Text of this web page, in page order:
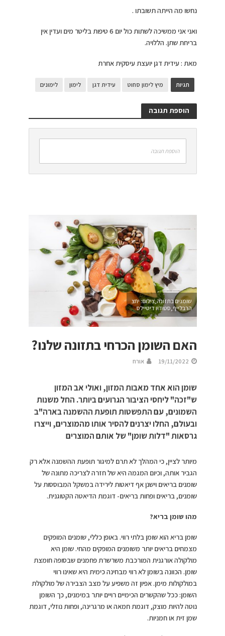
נחשו מה הייתה תשובתו .
ואני אני ממשיכה לשתות כול יום 6 טיפות בליטר מים ועדין אין
בריחת שתן. הללויה.
מאת : עידית דגן יועצת עיסקית אחרת
תגיות מיץ לימון סחוט עידית דגן לימון לימונים
הוספת תגובה
הוספת תגובה
שומנים בתזונה,צילום: יחצ
הרבלייף,סטודיו דיטיילס
האם השומן הכרחי בתזונה שלנו?
19/11/2022 אורח
שומן הוא אחד מאבות המזון, ואולי אב המזון
ש"זכה" ליחסי הציבור הגרועים ביותר. החל משנות
השמונים, עם התפשטות תופעת ההשמנה בארה"ב
ובעולם, החלו יצרנים להסיר אותו מהמוצרים, וייצרו
גרסאות "דלות שומן" של אותם המוצרים
מיותר לציין, כי המהלך לא תרם למיגור תופעת ההשמנה אלא רק
הגביר אותה, וכיום המגמה היא של חזרה לצריכה מתונה של
שומנים בריאים וישנן אף דיאטות לירידה במשקל המבוססות על
שומנים, בריאים ופחות בריאים- דוגמת הדיאטה הקטוגנית.
מהו שומן בריא?
שומן בריא הוא שומן בלתי רווי. באופן כללי, שומנים המופקים
מצמחים בריאים יותר משומנים המופקים מהחי. שומן היא
מולקולה אורגנית המורכבת משרשרת פחמנים שבסופה חומצת
שומן. הכוונה בשומן לא רווי מבחינה כימית היא שאינו רווי
במולקולות מימן. אפיון זה משפיע על מצב הצבירה של מולקולת
השומן: ככל שהקשרים הכימיים רויים יותר במימנים, כך השומן
נוטה להיות מוצק, דוגמת חמאה או מרגרינה, ופחות נוזלי, דוגמת
שמן זית או חמניות.